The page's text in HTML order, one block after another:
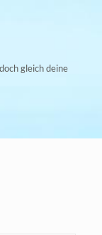
gleich deine